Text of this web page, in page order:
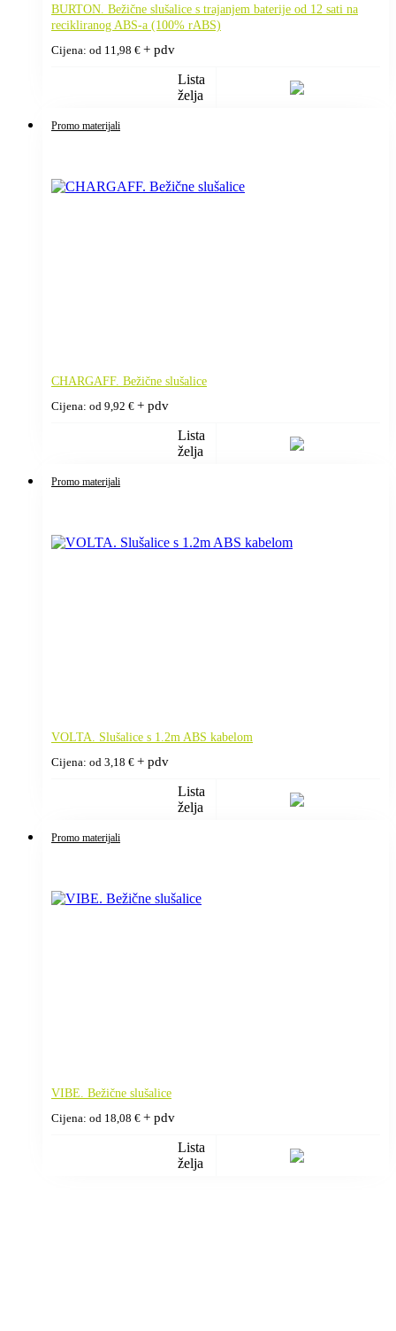
BURTON. Bežične slušalice s trajanjem baterije od 12 sati na
recikliranog ABS-a (100% rABS)
Cijena: od 11,98 € + pdv
Lista
želja
Promo materijali
CHARGAFF. Bežične slušalice
Cijena: od 9,92 € + pdv
Lista
želja
Promo materijali
VOLTA. Slušalice s 1.2m ABS kabelom
Cijena: od 3,18 € + pdv
Lista
želja
Promo materijali
VIBE. Bežične slušalice
Cijena: od 18,08 € + pdv
Lista
želja